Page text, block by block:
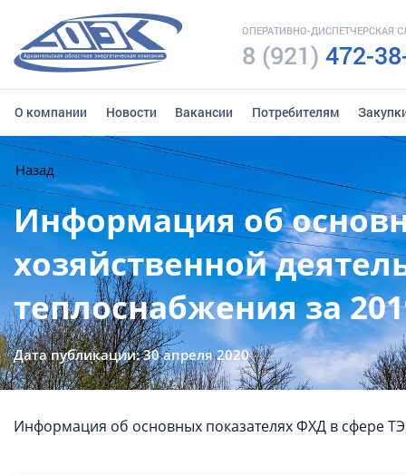
ОПЕРАТИВНО-ДИСПЕТЧЕРСКАЯ
8 (921) 472-
О компании Новости Вакансии Потребителям
Назад
Информация об
хозяйственной
теплоснабжения за
Дата публикации: 30 апреля 2020
Информация об основных показателях ФХД в сфере ТЭ